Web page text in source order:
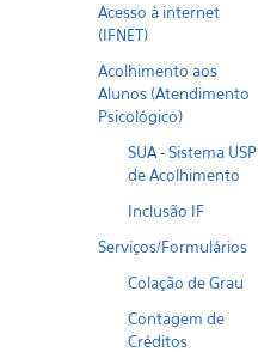
Acesso à internet
(IFNET)
Acolhimento aos
Alunos (Atendimento
Psicológico)
SUA - Sistema USP
de Acolhimento
Inclusão IF
Serviços/Formulários
Colação de Grau
Contagem de
Créditos